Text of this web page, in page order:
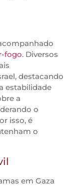
fogo. Diversos
destacando
estabilidade
a
o
isso, é
o
em Gaza